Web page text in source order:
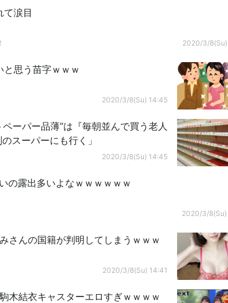
て涙目
2020/3/
思う苗字ｗｗｗ
2020/3/8(Su) 14:45
ペーパー品薄”は『毎朝並んで買う老人
スーパーにも行く」
2020/3/8(Su) 14:45
の露出多いよなｗｗｗｗｗｗ
2020/3/
さんの国籍が判明してしまうｗｗｗ
2020/3/8(Su) 14:41
木結衣キャスターエロすぎｗｗｗｗ